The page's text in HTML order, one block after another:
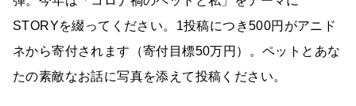
STORYを綴ってください。1投稿につき500円がアニド
ネから寄付されます（寄付目標50万円）。ペットとあな
たの素敵なお話に写真を添えて投稿ください。